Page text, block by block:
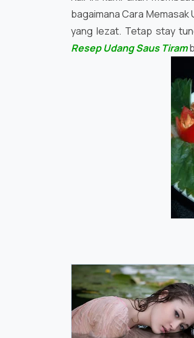
bagaimana Cara Memasak
yang lezat. Tetap stay
Resep Udang Saus Tiram